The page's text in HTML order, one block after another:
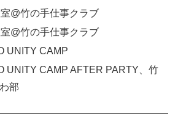
@竹の手仕事クラブ
@竹の手仕事クラブ
UNITY CAMP
CAMP AFTER PARTY、竹
部